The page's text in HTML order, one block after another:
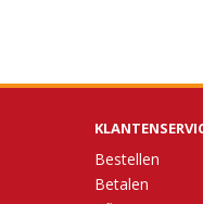
Bestellen
Betalen